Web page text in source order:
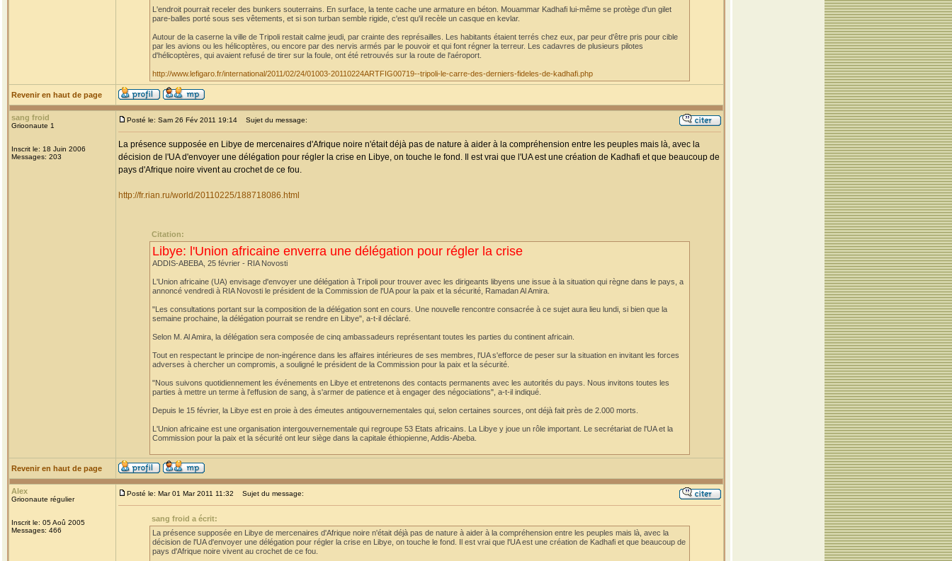
L'endroit pourrait receler des bunkers souterrains. En surface, la tente cache une armature en béton. Mouammar Kadhafi lui-même se protège d'un gilet
pare-balles porté sous ses vêtements, et si son turban semble rigide, c'est qu'il recèle un casque en kevlar.
Autour de la caserne la ville de Tripoli restait calme jeudi, par crainte des représailles. Les habitants étaient terrés chez eux, par peur d'être pris pour cible
par les avions ou les hélicoptères, ou encore par des nervis armés par le pouvoir et qui font régner la terreur. Les cadavres de plusieurs pilotes
d'hélicoptères, qui avaient refusé de tirer sur la foule, ont été retrouvés sur la route de l'aéroport.
http://www.lefigaro.fr/international/2011/02/24/01003-20110224ARTFIG00719--tripoli-le-carre-des-derniers-fideles-de-kadhafi.php
Revenir en haut de page
sang froid
Grioonaute 1
Inscrit le: 18 Juin 2006
Messages: 203
Posté le: Sam 26 Fév 2011 19:14 Sujet du message:
La présence supposée en Libye de mercenaires d'Afrique noire n'était déjà pas de nature à aider à la compréhension entre les peuples mais là, avec la
décision de l'UA d'envoyer une délégation pour régler la crise en Libye, on touche le fond. Il est vrai que l'UA est une création de Kadhafi et que beaucoup de
pays d'Afrique noire vivent au crochet de ce fou.
http://fr.rian.ru/world/20110225/188718086.html
Citation:
Libye: l'Union africaine enverra une délégation pour régler la crise
ADDIS-ABEBA, 25 février - RIA Novosti
L'Union africaine (UA) envisage d'envoyer une délégation à Tripoli pour trouver avec les dirigeants libyens une issue à la situation qui règne dans le pays, a
annoncé vendredi à RIA Novosti le président de la Commission de l'UA pour la paix et la sécurité, Ramadan Al Amira.
"Les consultations portant sur la composition de la délégation sont en cours. Une nouvelle rencontre consacrée à ce sujet aura lieu lundi, si bien que la
semaine prochaine, la délégation pourrait se rendre en Libye", a-t-il déclaré.
Selon M. Al Amira, la délégation sera composée de cinq ambassadeurs représentant toutes les parties du continent africain.
Tout en respectant le principe de non-ingérence dans les affaires intérieures de ses membres, l'UA s'efforce de peser sur la situation en invitant les forces
adverses à chercher un compromis, a souligné le président de la Commission pour la paix et la sécurité.
"Nous suivons quotidiennement les événements en Libye et entretenons des contacts permanents avec les autorités du pays. Nous invitons toutes les
parties à mettre un terme à l'effusion de sang, à s'armer de patience et à engager des négociations", a-t-il indiqué.
Depuis le 15 février, la Libye est en proie à des émeutes antigouvernementales qui, selon certaines sources, ont déjà fait près de 2.000 morts.
L'Union africaine est une organisation intergouvernementale qui regroupe 53 Etats africains. La Libye y joue un rôle important. Le secrétariat de l'UA et la
Commission pour la paix et la sécurité ont leur siège dans la capitale éthiopienne, Addis-Abeba.
Revenir en haut de page
Alex
Grioonaute régulier
Inscrit le: 05 Aoû 2005
Messages: 466
Posté le: Mar 01 Mar 2011 11:32 Sujet du message:
sang froid a écrit:
La présence supposée en Libye de mercenaires d'Afrique noire n'était déjà pas de nature à aider à la compréhension entre les peuples mais là, avec la
décision de l'UA d'envoyer une délégation pour régler la crise en Libye, on touche le fond. Il est vrai que l'UA est une création de Kadhafi et que beaucoup de
pays d'Afrique noire vivent au crochet de ce fou.